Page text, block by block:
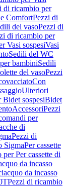
di ricambio per
ComfortPezzi di
del vasoPezzi di
di ricambio per
Vasi sospesiVasi
Sedili del WC
bambiniSedili
del vasoPezzi
Con
Ulteriori
sospesiBidet
AccessoriPezzi
per
di
Pezzi di
SigmaPer cassette
Per cassette di
da incasso
da incasso
Pezzi di ricambio